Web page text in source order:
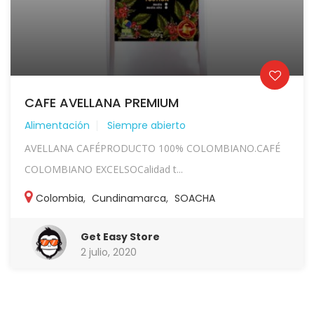
CAFE AVELLANA PREMIUM
Alimentación Siempre abierto
AVELLANA CAFÉPRODUCTO 100% COLOMBIANO.CAFÉ
COLOMBIANO EXCELSOCalidad t...
Colombia, Cundinamarca, SOACHA
Get Easy Store
2 julio, 2020